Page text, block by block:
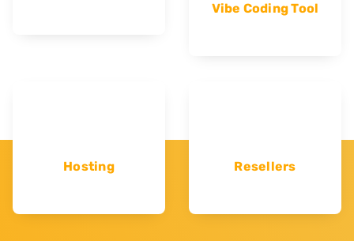
Vibe Coding Tool
Hosting Resellers